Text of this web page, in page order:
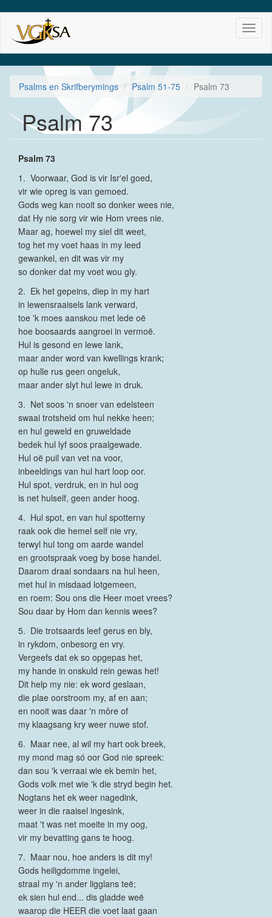
main
content
Psalms en Skrifberymings Psalm 51-75 Psalm 73
Psalm 73
Psalm 73
1. Voorwaar, God is vir Isr'el goed,
vir wie opreg is van gemoed.
Gods weg kan nooit so donker wees nie,
dat Hy nie sorg vir wie Hom vrees nie.
Maar ag, hoewel my siel dit weet,
tog het my voet haas in my leed
gewankel, en dit was vir my
so donker dat my voet wou gly.
2. Ek het gepeins, diep in my hart
in lewensraaisels lank verward,
toe 'k moes aanskou met lede oë
hoe boosaards aangroei in vermoë.
Hul is gesond en lewe lank,
maar ander word van kwellings krank;
op hulle rus geen ongeluk,
maar ander slyt hul lewe in druk.
3. Net soos 'n snoer van edelsteen
swaai trotsheid om hul nekke heen;
en hul geweld en gruweldade
bedek hul lyf soos praalgewade.
Hul oë puil van vet na voor,
inbeeldings van hul hart loop oor.
Hul spot, verdruk, en in hul oog
is net hulself, geen ander hoog.
4. Hul spot, en van hul spotterny
raak ook die hemel self nie vry,
terwyl hul tong om aarde wandel
en grootspraak voeg by bose handel.
Daarom draai sondaars na hul heen,
met hul in misdaad lotgemeen,
en roem: Sou ons die Heer moet vrees?
Sou daar by Hom dan kennis wees?
5. Die trotsaards leef gerus en bly,
in rykdom, onbesorg en vry.
Vergeefs dat ek so opgepas het,
my hande in onskuld rein gewas het!
Dit help my nie: ek word geslaan,
die plae oorstroom my, af en aan;
en nooit was daar 'n môre of
my klaagsang kry weer nuwe stof.
6. Maar nee, al wil my hart ook breek,
my mond mag só oor God nie spreek:
dan sou 'k verraai wie ek bemin het,
Gods volk met wie 'k die stryd begin het.
Nogtans het ek weer nagedink,
weer in die raaisel ingesink,
maat 't was net moeite in my oog,
vir my bevatting gans te hoog.
7. Maar nou, hoe anders is dit my!
Gods heiligdomme ingelei,
straal my 'n ander ligglans teë;
ek sien hul end... dis gladde weë
waarop die HEER die voet laat gaan